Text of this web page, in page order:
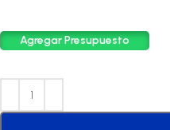
Agregar Presupuesto